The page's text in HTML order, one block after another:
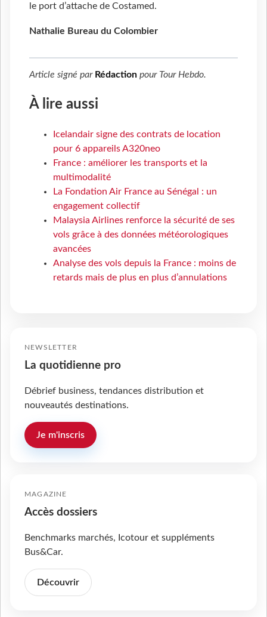
le port d’attache de Costamed.
Nathalie Bureau du Colombier
Article signé par Rédaction pour Tour Hebdo.
À lire aussi
Icelandair signe des contrats de location
pour 6 appareils A320neo
France : améliorer les transports et la
multimodalité
La Fondation Air France au Sénégal : un
engagement collectif
Malaysia Airlines renforce la sécurité de ses
vols grâce à des données météorologiques
avancées
Analyse des vols depuis la France : moins de
retards mais de plus en plus d’annulations
NEWSLETTER
La quotidienne pro
Débrief business, tendances distribution et
nouveautés destinations.
Je m'inscris
MAGAZINE
Accès dossiers
Benchmarks marchés, Icotour et suppléments
Bus&Car.
Découvrir